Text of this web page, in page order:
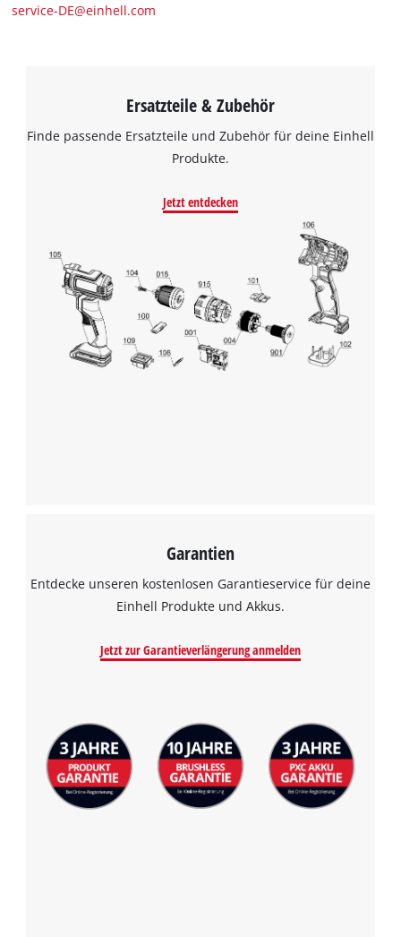
service-DE@einhell.com
Ersatzteile & Zubehör
Finde passende Ersatzteile und Zubehör für deine Einhell
Produkte.
Jetzt entdecken
Garantien
Entdecke unseren kostenlosen Garantieservice für deine
Einhell Produkte und Akkus.
Jetzt zur Garantieverlängerung anmelden